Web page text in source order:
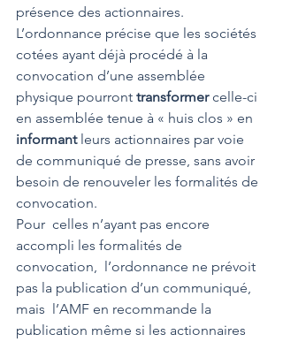
présence des actionnaires.
L’ordonnance précise que les sociétés
cotées ayant déjà procédé à la
convocation d’une assemblée
physique pourront transformer celle-ci
en assemblée tenue à « huis clos » en
informant leurs actionnaires par voie
de communiqué de presse, sans avoir
besoin de renouveler les formalités de
convocation.
Pour  celles n’ayant pas encore
accompli les formalités de
convocation,  l’ordonnance ne prévoit
pas la publication d’un communiqué,
mais  l’AMF en recommande la
publication même si les actionnaires